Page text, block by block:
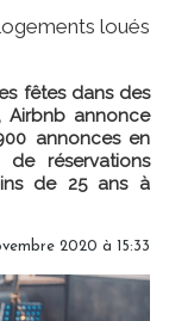
loués
fêtes dans des
Airbnb annonce
annonces en
réservations
de 25 ans à
2020 à 15:33